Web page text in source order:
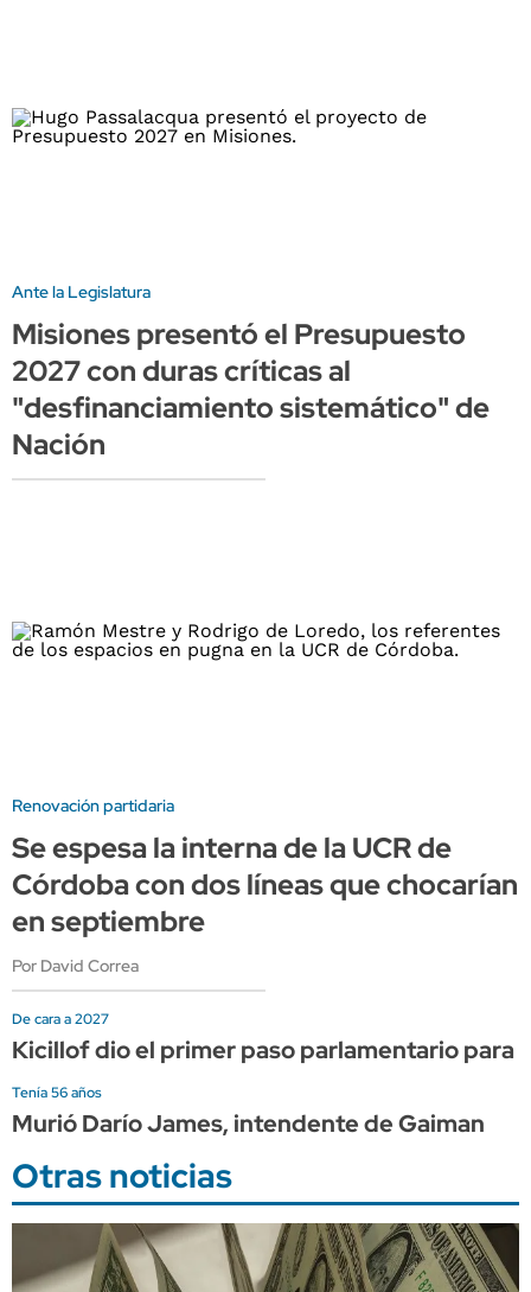
Ante la Legislatura
Misiones presentó el Presupuesto
2027 con duras críticas al
"desfinanciamiento sistemático" de
Nación
Renovación partidaria
Se espesa la interna de la UCR de
Córdoba con dos líneas que chocarían
en septiembre
Por David Correa
De cara a 2027
Kicillof dio el primer paso parlamentario para
Tenía 56 años
Murió Darío James, intendente de Gaiman
Otras noticias